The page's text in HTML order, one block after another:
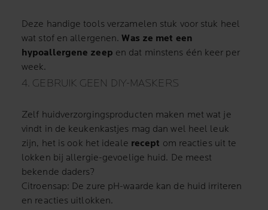
Deze handige tools verzamelen stuk voor stuk heel
wat stof en allergenen.Was ze met een
hypoallergene zeep en dat minstens één keer per
week.
4. GEBRUIK GEEN DIY-MASKERS
Zelf huidverzorgingsproducten maken met wat je
vindt in de keukenkastjes mag dan wel heel leuk
zijn, het is ook het ideale recept om reacties uit te
lokken bij allergie-gevoelige huid. De meest
bekende daders?
Citroensap: De zure pH-waarde kan de huid irriteren
en reacties uitlokken.